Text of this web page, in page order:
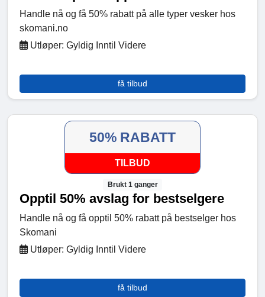
Handle nå og få 50% rabatt på alle typer vesker hos
skomani.no
Utløper: Gyldig Inntil Videre
få tilbud
50% RABATT
TILBUD
Brukt 1 ganger
Opptil 50% avslag for bestselgere
Handle nå og få opptil 50% rabatt på bestselger hos
Skomani
Utløper: Gyldig Inntil Videre
få tilbud